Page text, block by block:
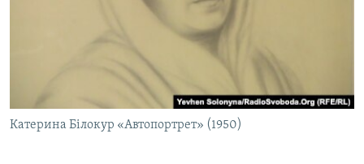
Катерина Білокур «Автопортрет» (1950)